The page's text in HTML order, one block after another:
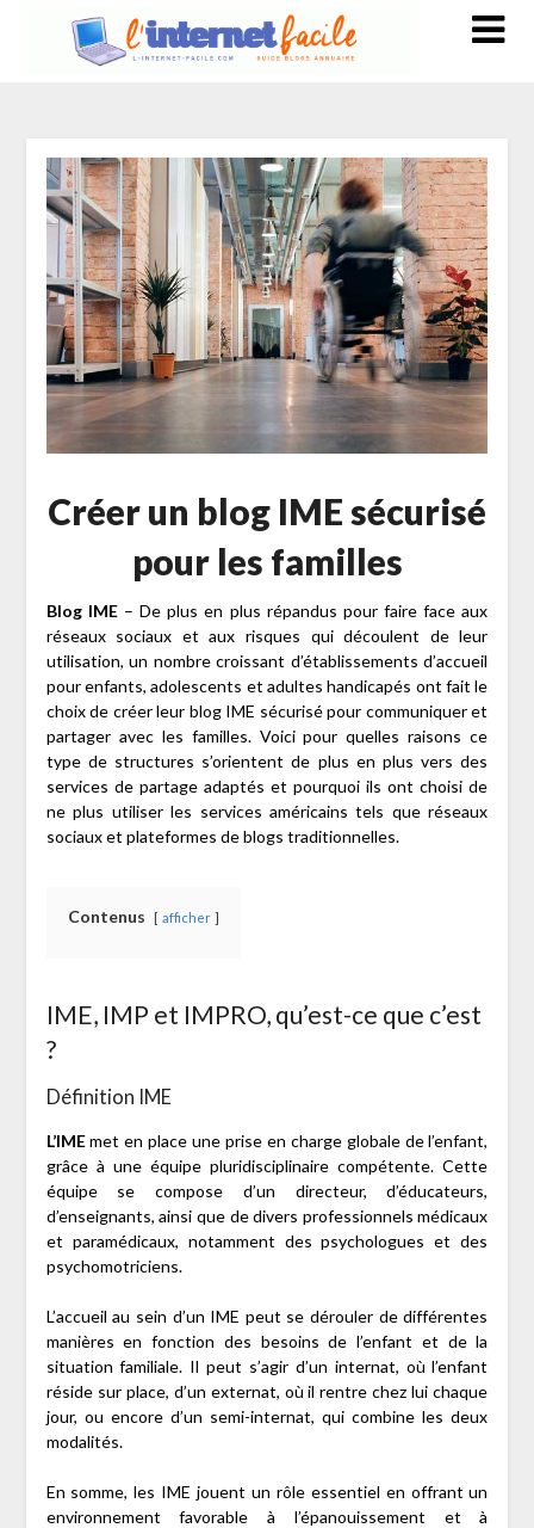
Créer un blog IME sécurisé
pour les familles
Blog IME– De plus en plus répandus pour faire face aux
réseaux sociaux et aux risques qui découlent de leur
utilisation, un nombre croissant d’établissements d’accueil
pour enfants, adolescents et adultes handicapés ont fait le
choix de créer leur blog IME sécurisé pour communiquer et
partager avec les familles. Voici pour quelles raisons ce
type de structures s’orientent de plus en plus vers des
services de partage adaptés et pourquoi ils ont choisi de
ne plus utiliser les services américains tels que réseaux
sociaux et plateformes de blogs traditionnelles.
Contenus afficher
IME, IMP et IMPRO, qu’est-ce que c’est
?
Définition IME
L’IMEmet en place une prise en charge globale de l’enfant,
grâce à une équipe pluridisciplinaire compétente. Cette
équipe se compose d’un directeur, d’éducateurs,
d’enseignants, ainsi que de divers professionnels médicaux
et paramédicaux, notamment des psychologues et des
psychomotriciens.
L’accueil au sein d’un IME peut se dérouler de différentes
manières en fonction des besoins de l’enfant et de la
situation familiale. Il peut s’agir d’un internat, où l’enfant
réside sur place, d’un externat, où il rentre chez lui chaque
jour, ou encore d’un semi-internat, qui combine les deux
modalités.
En somme, les IME jouent un rôle essentiel en offrant un
environnement favorable à l’épanouissement et à